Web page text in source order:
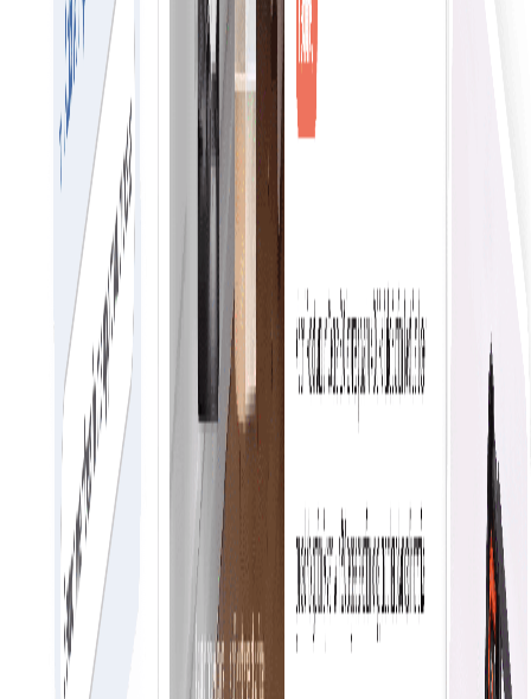
Ομαλή εμπειρία για το ηλεκτρονικό εμπόριο
Η απλοποιημένη αγορά απλοποιεί τη διαδικασία
μειώνοντας την πολυπλοκότητα και το χρόνο.
Εγγραφείτε στο Δίκτυο τώρα
Ομαλή εμπειρία για αναζήτηση & φίλτρο
ηλεκτρονικού εμπορίου